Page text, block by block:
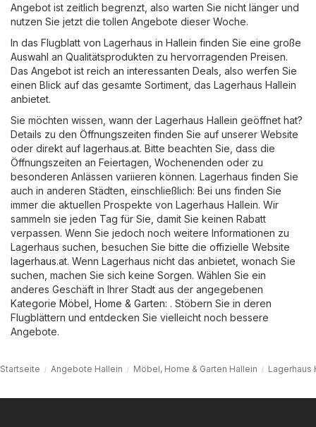
Angebot ist zeitlich begrenzt, also warten Sie nicht länger und
nutzen Sie jetzt die tollen Angebote dieser Woche.
In das Flugblatt von Lagerhaus in Hallein finden Sie eine große
Auswahl an Qualitätsprodukten zu hervorragenden Preisen.
Das Angebot ist reich an interessanten Deals, also werfen Sie
einen Blick auf das gesamte Sortiment, das Lagerhaus Hallein
anbietet.
Sie möchten wissen, wann der Lagerhaus Hallein geöffnet hat?
Details zu den Öffnungszeiten finden Sie auf unserer Website
oder direkt auf lagerhaus.at. Bitte beachten Sie, dass die
Öffnungszeiten an Feiertagen, Wochenenden oder zu
besonderen Anlässen variieren können. Lagerhaus finden Sie
auch in anderen Städten, einschließlich: Bei uns finden Sie
immer die aktuellen Prospekte von Lagerhaus Hallein. Wir
sammeln sie jeden Tag für Sie, damit Sie keinen Rabatt
verpassen. Wenn Sie jedoch noch weitere Informationen zu
Lagerhaus suchen, besuchen Sie bitte die offizielle Website
lagerhaus.at. Wenn Lagerhaus nicht das anbietet, wonach Sie
suchen, machen Sie sich keine Sorgen. Wählen Sie ein
anderes Geschäft in Ihrer Stadt aus der angegebenen
Kategorie Möbel, Home & Garten: . Stöbern Sie in deren
Flugblättern und entdecken Sie vielleicht noch bessere
Angebote.
Startseite Angebote Hallein Möbel, Home & Garten Hallein Lagerhaus